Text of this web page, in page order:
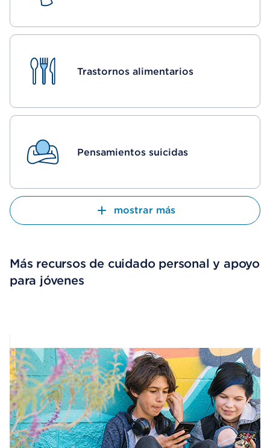
Trastornos alimentarios
Pensamientos suicidas
mostrar más
Más recursos de cuidado personal y apoyo
para jóvenes